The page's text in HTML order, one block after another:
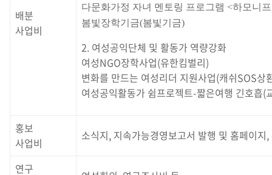
배분
사업비
다문화가정 자녀 멘토링 프로그램 <하모니
봄빛장학기금(봄빛기금)
2. 여성공익단체 및 활동가 역량강화
여성NGO장학사업(유한킴벌리)
변화를 만드는 여성리더 지원사업(캐쉬SOS상
여성공익활동가 쉼프로젝트-짧은여행 긴호흡(
홍보
사업비
소식지, 지속가능경영보고서 발행 및 홈페이지
연구